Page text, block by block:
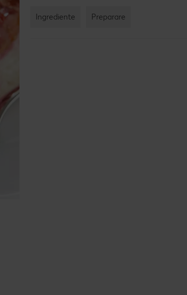
Ingrediente Preparare